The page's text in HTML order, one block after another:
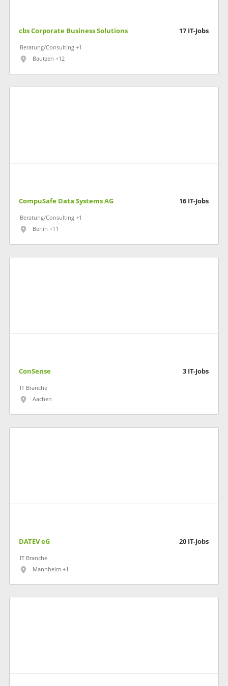
cbs Corporate Business Solutions 17 IT-Jobs
Beratung/Consulting +1
Bautzen +12
CompuSafe Data Systems AG 16 IT-Jobs
Beratung/Consulting +1
Berlin +11
ConSense 3 IT-Jobs
IT Branche
Aachen
DATEV eG 20 IT-Jobs
IT Branche
Mannheim +1